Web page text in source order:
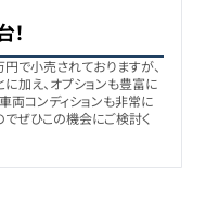
で小売されておりますが、
加え、オプションも豊富に
両コンディションも非常に
ぜひこの機会にご検討く